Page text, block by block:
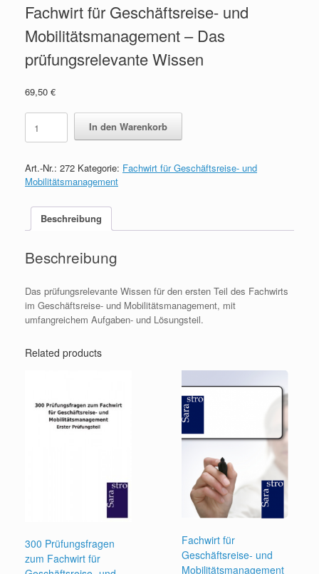
Fachwirt für Geschäftsreise- und
Mobilitätsmanagement – Das
prüfungsrelevante Wissen
69,50 €
Fachwirt
Geschäftsreise-
Mobilitätsmanagement
-
prüfungsrelevante
Wissen
In den Warenkorb
Art.-Nr.: 272 Kategorie: Fachwirt für Geschäftsreise- und
Mobilitätsmanagement
Beschreibung
Beschreibung
Das prüfungsrelevante Wissen für den ersten Teil des Fachwirts
im Geschäftsreise- und Mobilitätsmanagement, mit
umfangreichem Aufgaben- und Lösungsteil.
Related products
300 Prüfungsfragen
zum Fachwirt für
Fachwirt für
Geschäftsreise- und
Mobilitätsmanagement